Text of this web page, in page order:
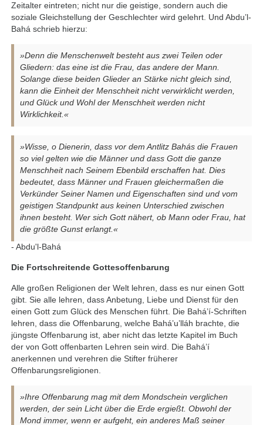
Zeitalter eintreten; nicht nur die geistige, sondern auch die
soziale Gleichstellung der Geschlechter wird gelehrt. Und Abdu’l-
Bahá schrieb hierzu:
»Denn die Menschenwelt besteht aus zwei Teilen oder
Gliedern: das eine ist die Frau, das andere der Mann.
Solange diese beiden Glieder an Stärke nicht gleich sind,
kann die Einheit der Menschheit nicht verwirklicht werden,
und Glück und Wohl der Menschheit werden nicht
Wirklichkeit.«
»Wisse, o Dienerin, dass vor dem Antlitz Bahás die Frauen
so viel gelten wie die Männer und dass Gott die ganze
Menschheit nach Seinem Ebenbild erschaffen hat. Dies
bedeutet, dass Männer und Frauen gleichermaßen die
Verkünder Seiner Namen und Eigenschaften sind und vom
geistigen Standpunkt aus keinen Unterschied zwischen
ihnen besteht. Wer sich Gott nähert, ob Mann oder Frau, hat
die größte Gunst erlangt.«
- Abdu'l-Bahá
Die Fortschreitende Gottesoffenbarung
Alle großen Religionen der Welt lehren, dass es nur einen Gott
gibt. Sie alle lehren, dass Anbetung, Liebe und Dienst für den
einen Gott zum Glück des Menschen führt. Die Bahá’í-Schriften
lehren, dass die Offenbarung, welche Bahá’u’lláh brachte, die
jüngste Offenbarung ist, aber nicht das letzte Kapitel im Buch
der von Gott offenbarten Lehren sein wird. Die Bahá’í
anerkennen und verehren die Stifter früherer
Offenbarungsreligionen.
»Ihre Offenbarung mag mit dem Mondschein verglichen
werden, der sein Licht über die Erde ergießt. Obwohl der
Mond immer, wenn er aufgeht, ein anderes Maß seiner